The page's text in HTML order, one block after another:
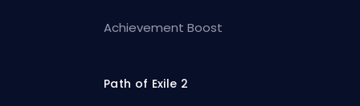
Achievement Boost
Path of Exile 2